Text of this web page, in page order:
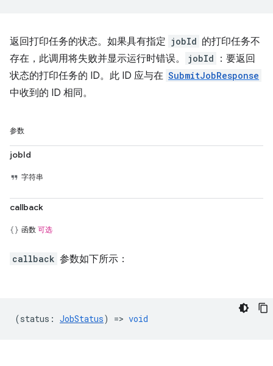
返回打印任务的状态。如果具有指定 jobId 的打印任务不
存在，此调用将失败并显示运行时错误。
jobId
：要返回
状态的打印任务的 ID。此 ID 应与在 SubmitJobResponse
中收到的 ID 相同。
参数
jobId
字符串
callback
函数 可选
callback 参数如下所示：
(status : JobStatus) => void